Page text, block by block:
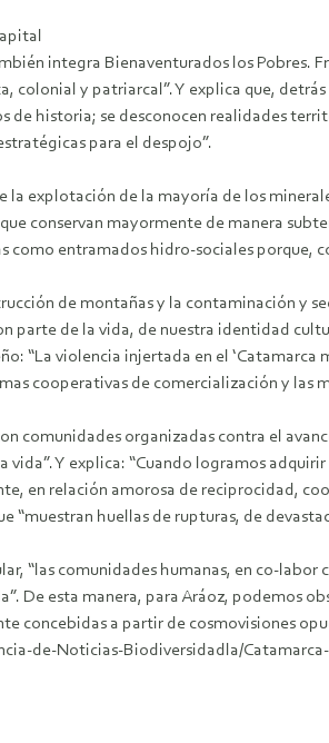
integra Bienaventurados los Pobres.
y patriarcal”. Y explica que,
de historia; se desconocen realidades
para el despojo”.
explotación de la mayoría de los
conservan mayormente de manera
como entramados hidro-sociales porque,
de montañas y la contaminación y
parte de la vida, de nuestra identidad
“La violencia injertada en el
cooperativas de comercialización y las
comunidades organizadas contra el
vida”. Y explica: “Cuando logramos
en relación amorosa de reciprocidad,
“muestran huellas de rupturas, de
“las comunidades humanas, en co-
De esta manera, para Aráoz, podemos
concebidas a partir de cosmovisiones
de-Noticias-Biodiversidadla/